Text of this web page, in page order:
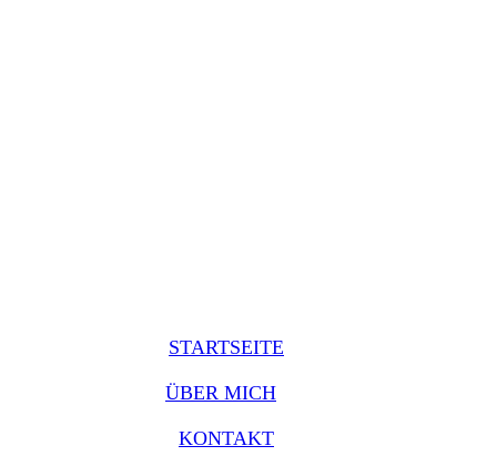
STARTSEITE
ÜBER MICH
KONTAKT